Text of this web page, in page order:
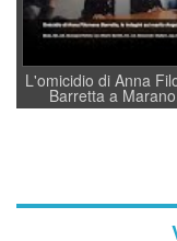
L'omicidio di Anna
Barretta a
indagini dei
quelle di... Barbara